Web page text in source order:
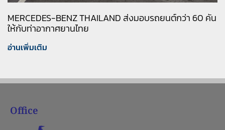
MERCEDES-BENZ THAILAND ส่งมอบรถยนต์กว่า 60 คัน
ให้กับท่าอากาศยานไทย
อ่านเพิ่มเติม
Office